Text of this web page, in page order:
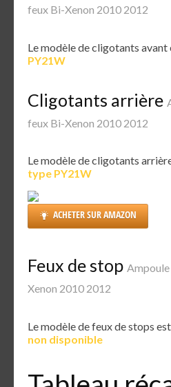
feux Bi-Xenon 2010 2012
Le modèle de cligotants avant
PY21W
Cligotants arrière
feux Bi-Xenon 2010 2012
Le modèle de cligotants
type PY21W
ACHETER SUR AMAZON
Feux de stop
Xenon 2010 2012
Le modèle de feux de stops
non disponible